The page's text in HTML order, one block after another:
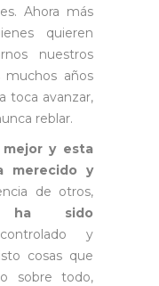
Ahora más
quieren
nuestros
muchos años
toca avanzar,
reblar.
y esta
merecido y
de otros,
ha sido
y
cosas que
sobre todo,